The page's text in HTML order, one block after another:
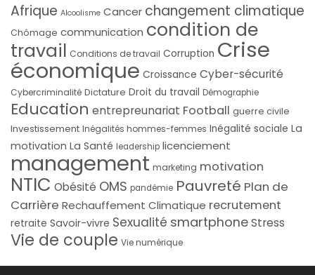
Afrique Alcoolisme Cancer changement climatique
Chômage communication condition de
travail Conditions de travail Corruption Crise
économique Croissance Cyber-sécurité
Cybercriminalité Dictature Droit du travail Démographie
Education entrepreunariat Football guerre civile
Investissement Inégalités hommes-femmes Inégalité sociale La
motivation La Santé leadership licenciement
management marketing motivation
NTIC Obésité OMS pandémie Pauvreté Plan de
Carrière Rechauffement Climatique recrutement
retraite Savoir-vivre Sexualité smartphoneStress
Vie de couple Vie numérique